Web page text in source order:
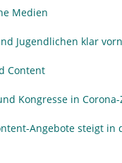
Medien
Jugendlichen klar vorn
Content
Kongresse in
Angebote steigt in